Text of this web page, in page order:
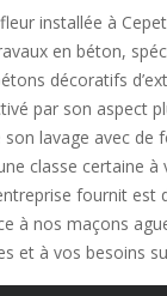
installée à
en béton,
décoratifs
par son aspect
lavage avec de
classe certaine à
fournit est
à nos maçons
et à vos besoins